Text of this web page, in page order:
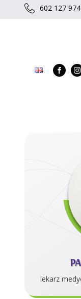
602 127 974
lekarz